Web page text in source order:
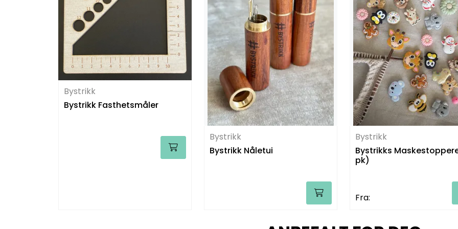
Bystrikk
Bystrikk Fasthetsmåler
Bystrikk
Bystrikk Nåletui
Bystrikk
Bystrikks
pk)
Fra: